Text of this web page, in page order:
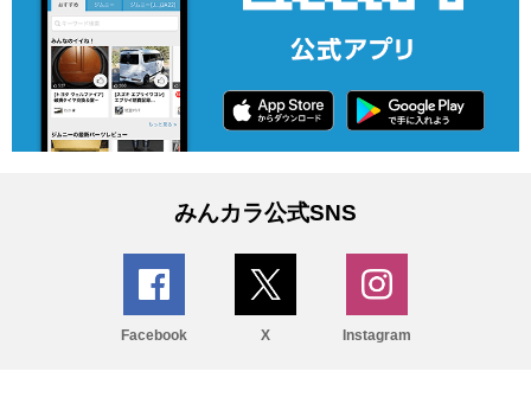
みんカラ公式SNS
Facebook X Instagram